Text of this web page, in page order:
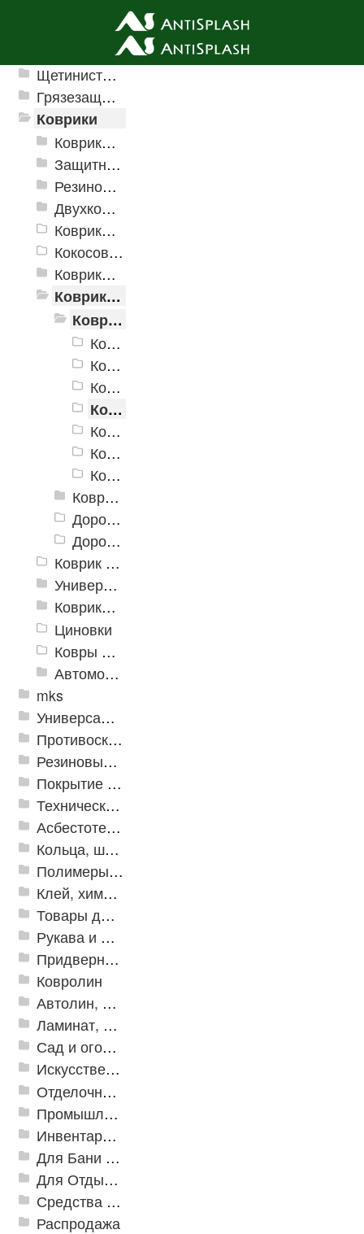
Ячеистые грязезащитные покрытия
Щетинистые покрытия
Грязезащитные, влаговпитывающие покрытия
Коврики
Коврики влаговпитывающие
Защитные коврики и лотки
Резиновые коврики
Двухкомпонентные коврики
Коврики на пенорезине
Кокосовые коврики
Коврики для ванн
Коврики и дорожки пористые (Лапша)
Коврики «Лапша»
Коврики «Лапша» 400x600 мм
Коврики «Лапша» 500x700 мм
Коврики «Лапша» 600x900 мм
Коврики «Лапша» 400x600 мм, с надписью
Коврики «Лапша» 500x700 мм, с надписью
Коврики «Лапша» 500x800 мм, с надписью
Коврики «Лапша» 600x900 мм, с надписью
Коврик придверный Dabar
Дорожка «Лапша»
Дорожка «Кели»
Коврик флокированный
Универсальные коврики
Коврики хлопковые
Циновки
Ковры для детской
Автомобильные коврики
mks
Универсальные модульные покрытия
Противоскользящая защита для лестниц, профили, ленты
Резиновые и ПВХ дорожки
Покрытие из резиновой крошки
Техническая резина
Асбестотехнические и теплоизоляционные материалы
Кольца, шайбы, манжеты
Полимеры и пластики
Клей, химия, сопутствующие товары
Товары для дома
Рукава и шланги промышленные
Придверные решетки
Ковролин
Автолин, Транслин, Линолеум
Ламинат, Кварцвиниловая плитка SPC
Сад и огород
Искусственная трава
Отделочные профили
Промышленный текстиль
Инвентарь для клининга
Для Бани и Сауны
Для Отдыха и Пикника
Средства от насекомых и садовых вредителей
Распродажа